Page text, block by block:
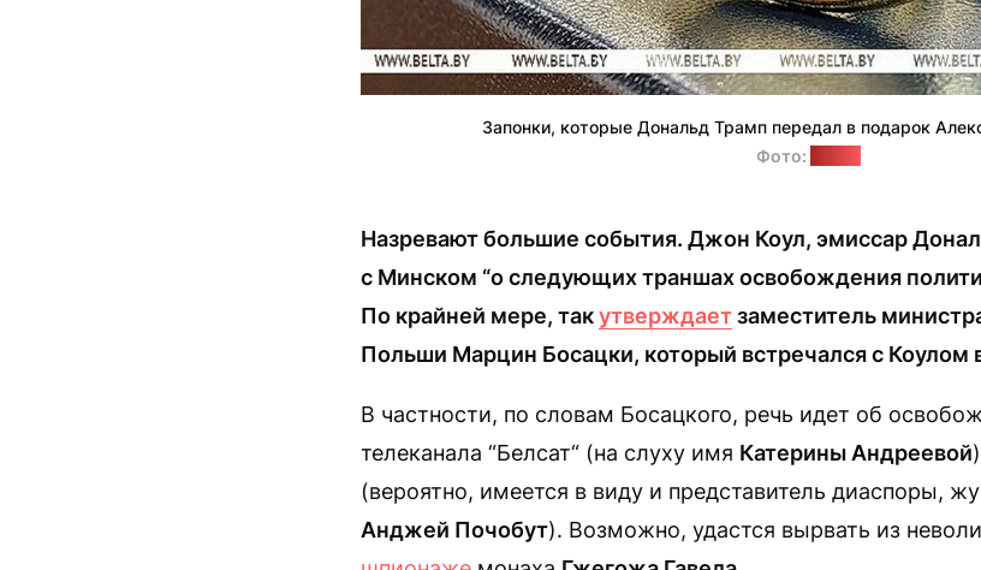
Запонки, которые Дональд Трамп передал в подарок
Фото:
Назревают большие события. Джон Коул, эмиссар
с Минском “о следующих траншах освобождения
По крайней мере, такутверждаетзаместитель
Польши Марцин Босацки, который встречался с Коулом
В частности, по словам Босацкого, речь идет об
телеканала “Белсат“ (на слуху имя Катерины Андреевой
(вероятно, имеется в виду и представитель диаспоры,
Анджей Почобут). Возможно, удастся вырвать из